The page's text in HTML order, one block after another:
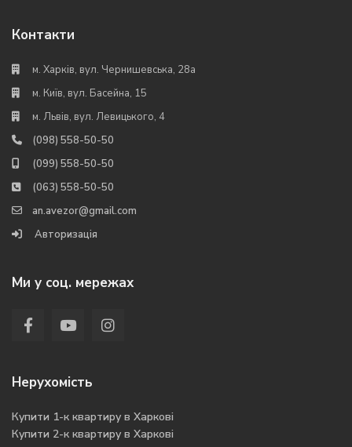
Контакти
м. Харків, вул. Чернишевська, 28а
м. Київ, вул. Басейна, 15
м. Львів, вул. Левицького, 4
(098) 558-50-50
(099) 558-50-50
(063) 558-50-50
an.avezor@gmail.com
Авторизація
Ми у соц. мережах
Нерухомість
Купити 1-к квартиру в Харкові
Купити 2-к квартиру в Харкові